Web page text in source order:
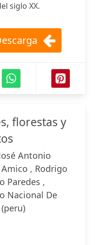
siglo XX.
florestas y
Antonio
, Rodrigo
Paredes ,
Nacional De